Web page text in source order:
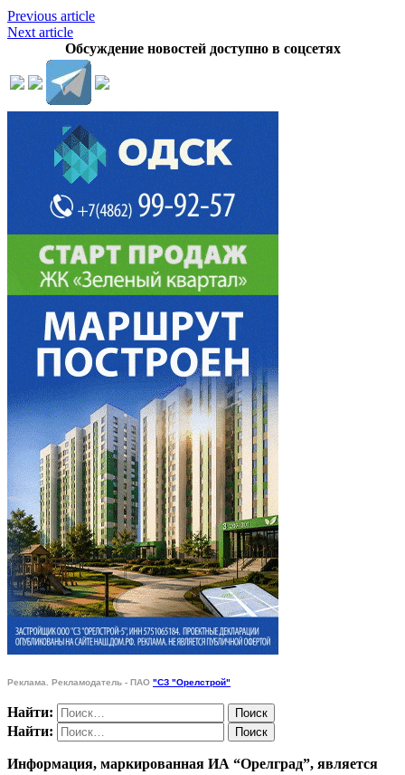
Previous article
Next article
Обсуждение новостей доступно в соцсетях
Реклама. Рекламодатель - ПАО "СЗ "Орелстрой"
Найти:
Найти:
Информация, маркированная ИА “Орелград”, является